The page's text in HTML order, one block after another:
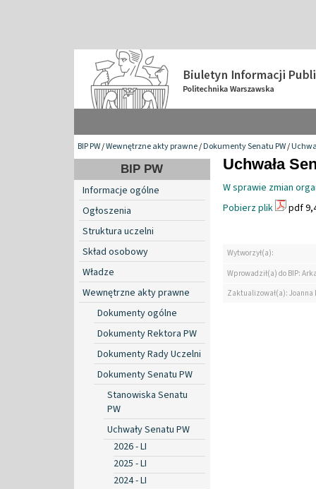
BIP PW/Wewnętrzne akty prawne/Dokumenty Senatu PW/
BIP PW
Informacje ogólne
Ogłoszenia
Struktura uczelni
Skład osobowy
Władze
Wewnętrzne akty prawne
Dokumenty ogólne
Dokumenty Rektora PW
Dokumenty Rady Uczelni
Dokumenty Senatu PW
Stanowiska Senatu
PW
Uchwały Senatu PW
2026 - LI
2025 - LI
2024 - LI
Uchwała
W sprawie zmian
Pobierz plik
pdf
Wytworzył(a):
Wprowadził(a) do BIP:
Zaktualizował(a):